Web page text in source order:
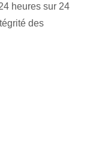
heures sur 24
des